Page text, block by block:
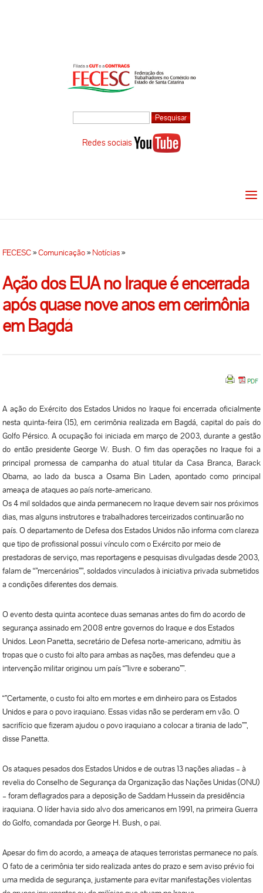
Redes sociais
FECESC»Comunicação»Notícias»
Ação dos EUA no Iraque é encerrada
após quase nove anos em cerimônia
em Bagdá
A ação do Exército dos Estados Unidos no Iraque foi encerrada oficialmente
nesta quinta-feira (15), em cerimônia realizada em Bagdá, capital do país do
Golfo Pérsico. A ocupação foi iniciada em março de 2003, durante a gestão
do então presidente George W. Bush. O fim das operações no Iraque foi a
principal promessa de campanha do atual titular da Casa Branca, Barack
Obama, ao lado da busca a Osama Bin Laden, apontado como principal
ameaça de ataques ao país norte-americano.
Os 4 mil soldados que ainda permanecem no Iraque devem sair nos próximos
dias, mas alguns instrutores e trabalhadores terceirizados continuarão no
país. O departamento de Defesa dos Estados Unidos não informa com clareza
que tipo de profissional possui vínculo com o Exército por meio de
prestadoras de serviço, mas reportagens e pesquisas divulgadas desde 2003,
falam de “”mercenários””, soldados vinculados à iniciativa privada submetidos
a condições diferentes dos demais.
O evento desta quinta acontece duas semanas antes do fim do acordo de
segurança assinado em 2008 entre governos do Iraque e dos Estados
Unidos. Leon Panetta, secretário de Defesa norte-americano, admitiu às
tropas que o custo foi alto para ambas as nações, mas defendeu que a
intervenção militar originou um país “”livre e soberano””.
“”Certamente, o custo foi alto em mortes e em dinheiro para os Estados
Unidos e para o povo iraquiano. Essas vidas não se perderam em vão. O
sacrifício que fizeram ajudou o povo iraquiano a colocar a tirania de lado””,
disse Panetta.
Os ataques pesados dos Estados Unidos e de outras 13 nações aliadas – à
revelia do Conselho de Segurança da Organização das Nações Unidas (ONU)
– foram deflagrados para a deposição de Saddam Hussein da presidência
iraquiana. O líder havia sido alvo dos americanos em 1991, na primeira Guerra
do Golfo, comandada por George H. Bush, o pai.
Apesar do fim do acordo, a ameaça de ataques terroristas permanece no país.
O fato de a cerimônia ter sido realizada antes do prazo e sem aviso prévio foi
uma medida de segurança, justamente para evitar manifestações violentas